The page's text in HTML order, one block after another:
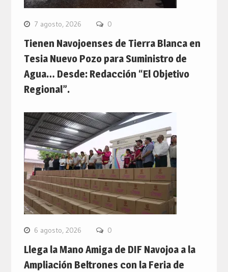
7 agosto, 2026 0
Tienen Navojoenses de Tierra Blanca en
Tesia Nuevo Pozo para Suministro de
Agua… Desde: Redacción “El Objetivo
Regional”.
6 agosto, 2026 0
Llega la Mano Amiga de DIF Navojoa a la
Ampliación Beltrones con la Feria de